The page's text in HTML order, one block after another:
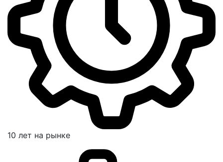
10 лет на рынке